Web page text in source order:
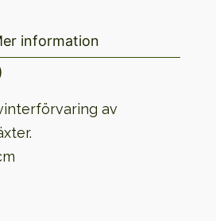
information
av